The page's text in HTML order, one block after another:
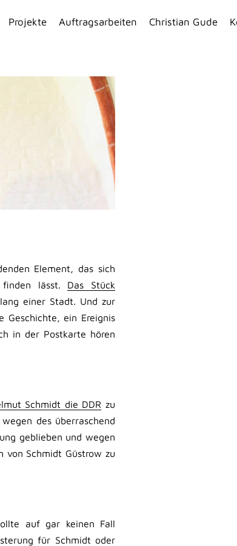
Projekte Auftragsarbeiten Christian Gude
Element, das sich
finden lässt. Das Stück
einer Stadt. Und zur
Geschichte, ein Ereignis
in der Postkarte hören
Schmidt die DDR zu
des überraschend
geblieben und wegen
von Schmidt Güstrow zu
auf gar keinen Fall
für Schmidt oder